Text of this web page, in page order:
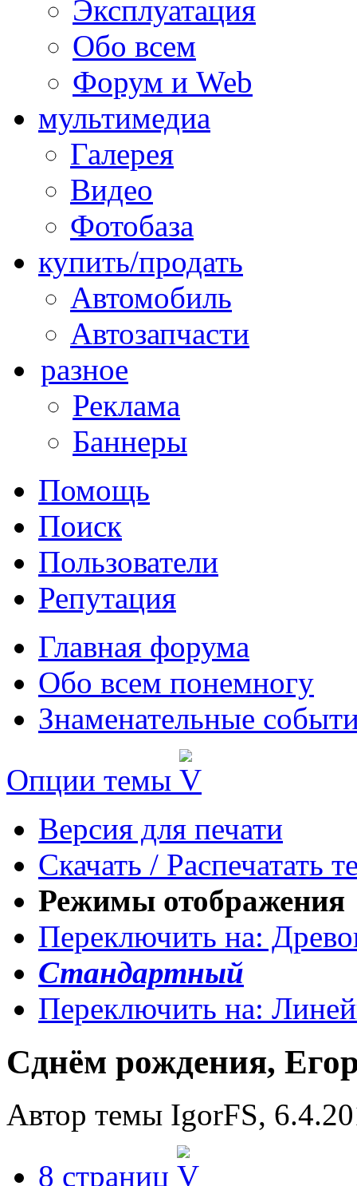
Эксплуатация
Обо всем
Форум и Web
мультимедиа
Галерея
Видео
Фотобаза
купить/продать
Автомобиль
Автозапчасти
разное
Реклама
Баннеры
Помощь
Поиск
Пользователи
Репутация
Главная форума
Обо всем понемногу
Знаменательные
Опции темы
Версия для печати
Скачать / Распечатать
Режимы отображения
Переключить на:
Стандартный
Переключить на:
Cднём рождения,
Автор темы IgorFS,
8 страниц